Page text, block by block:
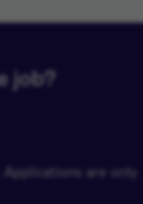
job?
Applications are only